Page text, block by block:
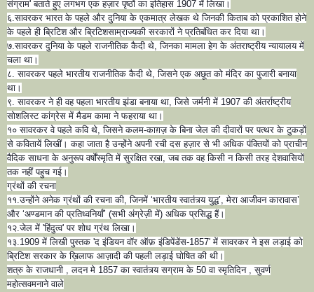
संग्राम' बताते हुए लगभग एक हज़ार पृष्ठों का इतिहास 1907 में लिखा।
६.सावरकर भारत के पहले और दुनिया के एकमात्र लेखक थे जिनकी किताब को प्रकाशित होने
के पहले ही ब्रिटिश और ब्रिटिशसाम्राज्यकी सरकारों ने प्रतिबंधित कर दिया था।
७.सावरकर दुनिया के पहले राजनीतिक कैदी थे, जिनका मामला हेग के अंतराष्ट्रीय न्यायालय में
चला था।
८. सावरकर पहले भारतीय राजनीतिक कैदी थे, जिसने एक अछूत को मंदिर का पुजारी बनाया
था।
९. सावरकर ने ही वह पहला भारतीय झंडा बनाया था, जिसे जर्मनी में 1907 की अंतर्राष्ट्रीय
सोशलिस्ट कांग्रेस में मैडम कामा ने फहराया था।
१० सावरकर वे पहले कवि थे, जिसने कलम-काग़ज़ के बिना जेल की दीवारों पर पत्थर के टुकड़ों
से कवितायें लिखीं। कहा जाता है उन्होंने अपनी रची दस हज़ार से भी अधिक पंक्तियों को प्राचीन
वैदिक साधना के अनुरूप वर्षोंस्मृति में सुरक्षित रखा, जब तक वह किसी न किसी तरह देशवासियों
तक नहीं पहुच गई।
ग्रंथों की रचना
११.उन्होंने अनेक ग्रंथों की रचना की, जिनमें ‘भारतीय स्वातंत्र्य युद्ध’, मेरा आजीवन कारावास’
और ‘अण्डमान की प्रतिध्वनियाँ’ (सभी अंग्रेज़ी में) अधिक प्रसिद्ध हैं।
१२.जेल में 'हिंदुत्व' पर शोध ग्रंथ लिखा।
१३.1909 में लिखी पुस्तक 'द इंडियन वॉर ऑफ़ इंडिपेंडेंस-1857' में सावरकर ने इस लड़ाई को
ब्रिटिश सरकार के ख़िलाफ आज़ादी की पहली लड़ाई घोषित की थी।
शत्रु के राजधानी , लदन मे 1857 का स्वातंत्र्य सग्राम के 50 वा स्मृतिदिन , सुवर्ण
महोत्सवमनाने वाले